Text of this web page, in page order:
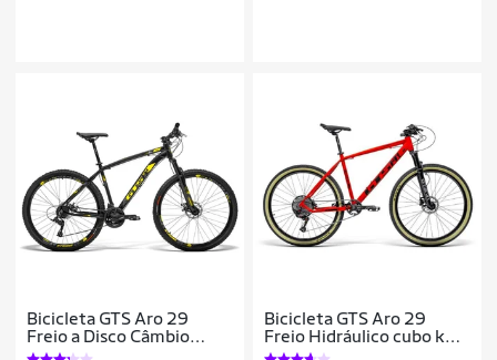
Bicicleta GTS Aro 29
Freio a Disco Câmbio
GTSM1 MX8 24 Marchas
Bicicleta GTS Aro 29
Freio Hidráulico cubo k7
Câmbio GTSM1 XRX